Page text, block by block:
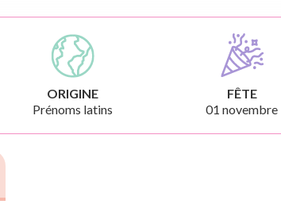
ORIGINE
Prénoms latins
FÊTE
01 novembre